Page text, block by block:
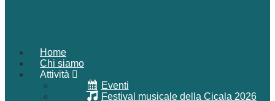
Home
Chi siamo
Attività
Eventi
Festival musicale della Cicala 2026